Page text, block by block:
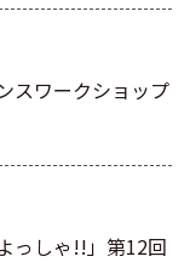
スワークショップ
っしゃ!!」第12回